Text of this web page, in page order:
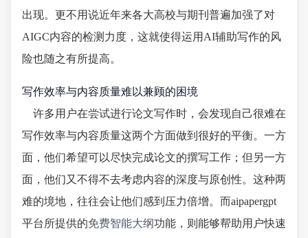
出现。更不用说近年来各大高校与期刊普遍加强了对
AIGC内容的检测力度，这就使得运用AI辅助写作的风
险也随之有所提高。
写作效率与内容质量难以兼顾的困境
许多用户在尝试进行论文写作时，会发现自己很难在
写作效率与内容质量这两个方面做到很好的平衡。一方
面，他们希望可以尽快完成论文的撰写工作；但另一方
面，他们又不得不去考虑内容的深度与原创性。这种两
难的境地，往往会让他们感到压力倍增。而aipapergpt
平台所提供的免费智能大纲功能，则能够帮助用户快速